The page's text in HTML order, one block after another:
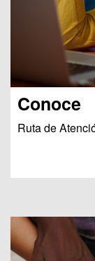
Conoce
Ruta de